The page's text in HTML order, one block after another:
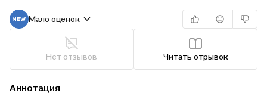
Мало оценок
Нет отзывов Читать отрывок
Аннотация